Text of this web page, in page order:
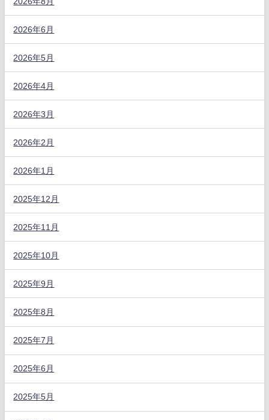
2026年6月
2026年5月
2026年4月
2026年3月
2026年2月
2026年1月
2025年12月
2025年11月
2025年10月
2025年9月
2025年8月
2025年7月
2025年6月
2025年5月